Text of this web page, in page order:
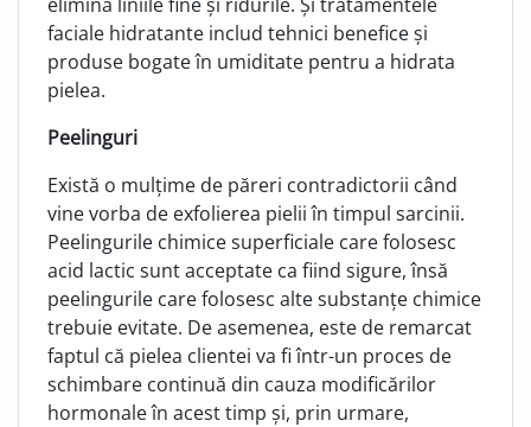
faciale hidratante includ tehnici benefice și
produse bogate în umiditate pentru a hidrata
pielea.
Peelinguri
Există o mulțime de păreri contradictorii când
vine vorba de exfolierea pielii în timpul sarcinii.
Peelingurile chimice superficiale care folosesc
acid lactic sunt acceptate ca fiind sigure, însă
peelingurile care folosesc alte substanțe chimi­ce
trebuie evitate. De asemenea, este de remarcat
faptul că pielea clientei va fi într-un proces de
schimbare continuă din cauza modificărilor
hormonale în acest timp și, prin urmare,